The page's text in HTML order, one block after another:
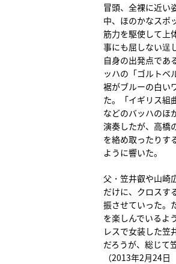
冒頭、全裸に近い
中、ほのかなスポ
筋力を駆使して上
事にも屈しない逞
自身の出発点であ
ッハの「ゴルトベ
裾がブルーの白い
た。「イギリス組
などのバッハのほ
演奏したが、高橋
を絡め取ったりす
ように響いた。
父・笠井叡や山崎
だけに、クロスす
振させていった。
を楽しんでいるよ
レスで女装した笠
だろうが、総じて
（2013年2月24